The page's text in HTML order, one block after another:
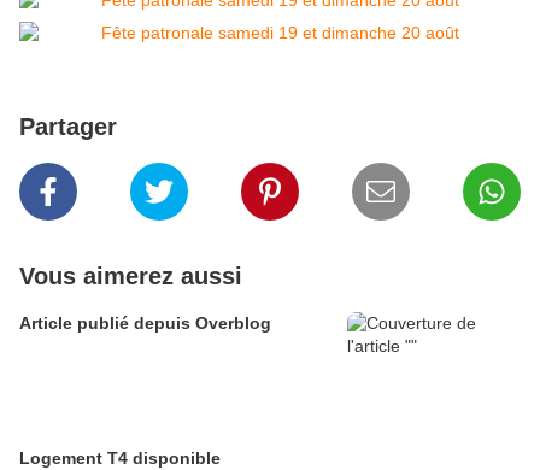
Partager
Vous aimerez aussi
Article publié depuis Overblog
Logement T4 disponible